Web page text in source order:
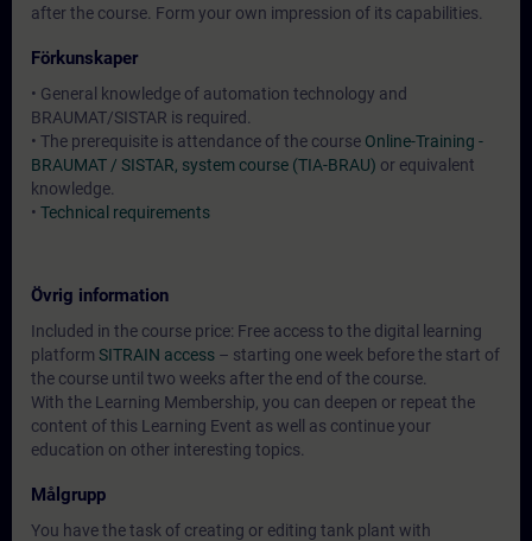
after the course. Form your own impression of its capabilities.
Förkunskaper
• General knowledge of automation technology and
BRAUMAT/SISTAR is required.
• The prerequisite is attendance of the course Online-Training -
BRAUMAT / SISTAR, system course (TIA-BRAU) or equivalent
knowledge.
• Technical requirements
Övrig information
Included in the course price: Free access to the digital learning
platform SITRAIN access – starting one week before the start of
the course until two weeks after the end of the course.
With the Learning Membership, you can deepen or repeat the
content of this Learning Event as well as continue your
education on other interesting topics.
Målgrupp
You have the task of creating or editing tank plant with